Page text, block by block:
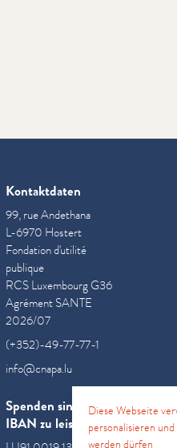
Kontaktdaten
99, rue Andethana
L-6970 Hostert
Fondation d'utilité
publique
RCS Luxembourg G36
Agrément SANTE
2026/07
(+352)-49-77-77-1
info@cnapa.lu
Spenden sind an die
IBAN zu leisten
Diese Webseite
personalisieren
werden dürfen